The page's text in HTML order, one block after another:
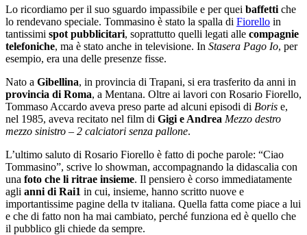
Lo ricordiamo per il suo sguardo impassibile e per quei baffetti che
lo rendevano speciale. Tommasino è stato la spalla di Fiorello in
tantissimi spot pubblicitari, soprattutto quelli legati alle compagnie
telefoniche, ma è stato anche in televisione. In Stasera Pago Io, per
esempio, era una delle presenze fisse.
Nato a Gibellina, in provincia di Trapani, si era trasferito da anni in
provincia di Roma, a Mentana. Oltre ai lavori con Rosario Fiorello,
Tommaso Accardo aveva preso parte ad alcuni episodi di Boris e,
nel 1985, aveva recitato nel film di Gigi e Andrea Mezzo destro
mezzo sinistro – 2 calciatori senza pallone.
L’ultimo saluto di Rosario Fiorello è fatto di poche parole: “Ciao
Tommasino”, scrive lo showman, accompagnando la didascalia con
una foto che li ritrae insieme. Il pensiero è corso immediatamente
agli anni di Rai1 in cui, insieme, hanno scritto nuove e
importantissime pagine della tv italiana. Quella fatta come piace a lui
e che di fatto non ha mai cambiato, perché funziona ed è quello che
il pubblico gli chiede da sempre.